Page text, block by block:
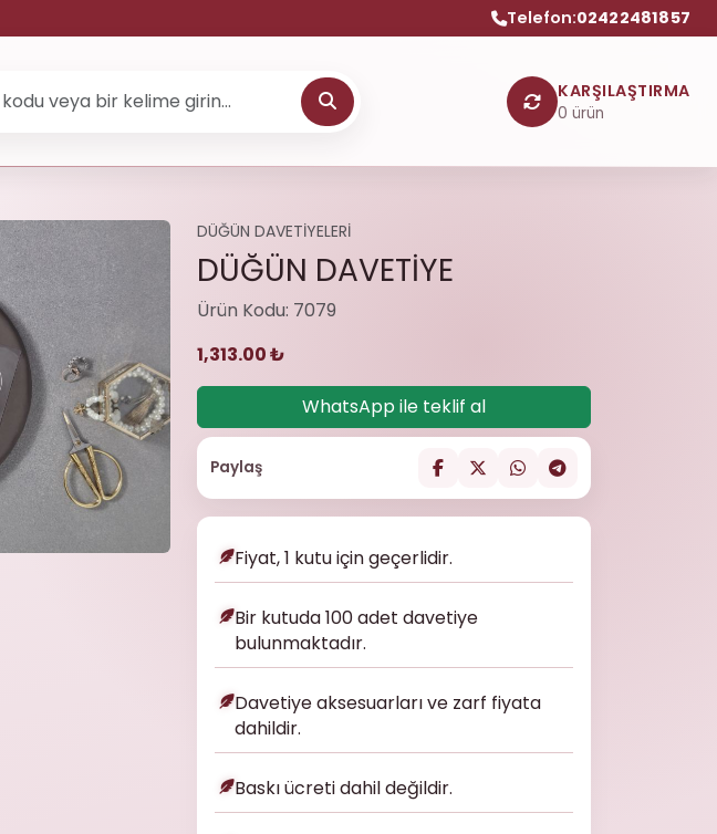
Telefon:02422481857
KARŞILAŞTIRMA
0 ürün
DÜĞÜN DAVETİYELERİ
DÜĞÜN DAVETİYE
Ürün Kodu: 7079
1,313.00 ₺
WhatsApp ile teklif al
Paylaş
Fiyat, 1 kutu için geçerlidir.
Bir kutuda 100 adet davetiye
bulunmaktadır.
Davetiye aksesuarları ve zarf fiyata
dahildir.
Baskı ücreti dahil değildir.